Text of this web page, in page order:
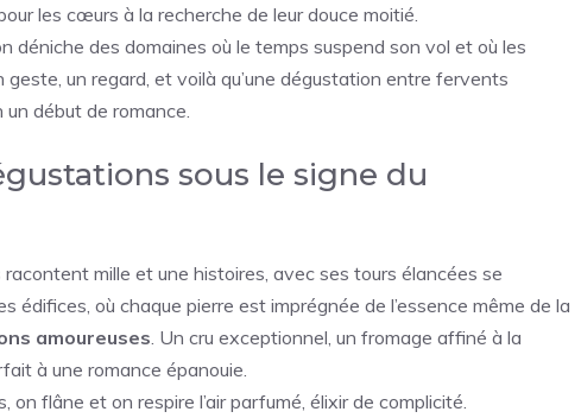
les cœurs à la recherche de leur douce moitié.
déniche des domaines où le temps suspend son vol et où les
geste, un regard, et voilà qu’une dégustation entre fervents
début de romance.
sous le signe du
mille et une histoires, avec ses tours élancées se
édifices, où chaque pierre est imprégnée de l’essence même de la
amoureuses . Un cru exceptionnel, un fromage affiné à la
à une romance épanouie.
flâne et on respire l’air parfumé, élixir de complicité.